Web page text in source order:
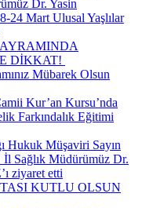
Dr. Yasin
24 Mart Ulusal Yaşlılar
DİKKAT!
Mübarek Olsun
Kur’an Kursu’nda
Farkındalık Eğitimi
Hukuk Müşaviri Sayın
Sağlık Müdürümüz Dr.
ziyaret etti
KUTLU OLSUN